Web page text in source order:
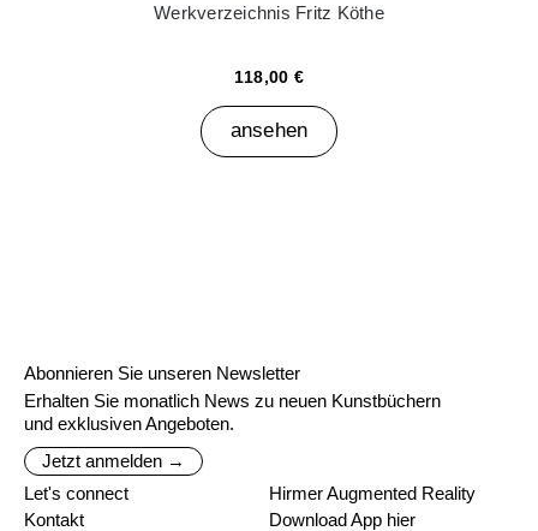
Werkverzeichnis Fritz Köthe
118,00 €
ansehen
Abonnieren Sie unseren Newsletter
Erhalten Sie monatlich News zu neuen Kunstbüchern
und exklusiven Angeboten.
Jetzt anmelden →
Let's connect
Kontakt
Hirmer Augmented Reality
Download App hier